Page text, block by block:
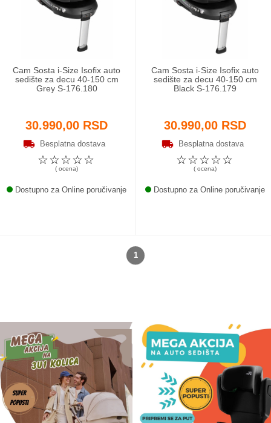
Odeća i obuća
Igračke za bebe i decu
AKCIJA
Call Centar
011 438 1 000
Cam Sosta i-Size Isofix auto
sedište za decu 40-150 cm
Grey S-176.180
30.990,00 RSD
Besplatna dostava
☆
☆
☆
☆
☆
( ocena)
Dostupno za Online poručivanje
Cam Sosta i-Size Isofix auto
sedište za decu 40-150 cm
Black S-176.179
30.990,00 RSD
Besplatna dostava
☆
☆
☆
☆
☆
( ocena)
Dostupno za Online poručivanje
1